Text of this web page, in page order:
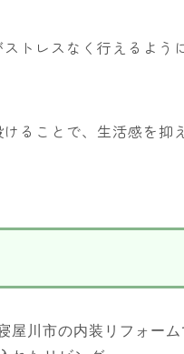
トレスなく行えるよう
ることで、生活感を抑